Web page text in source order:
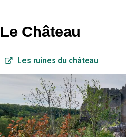
Le Château
Les ruines du château